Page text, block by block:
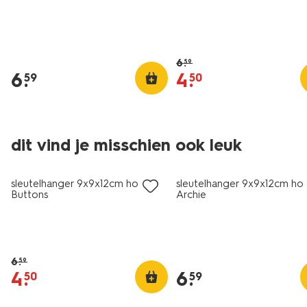
6.
59
6.59
4.
50
dit vind je misschien ook leuk
sale
sleutelhanger 9x9x12cm hond
Buttons
6.59
4.
50
sleutelhanger 9x9x12cm
Archie
6.
59